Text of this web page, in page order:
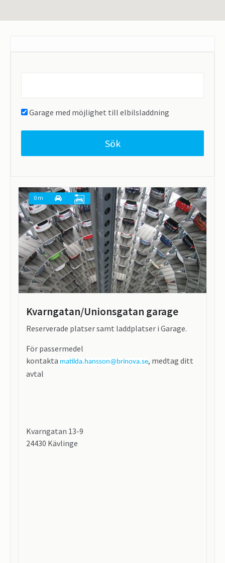
Garage med möjlighet till elbilsladdning
Sök
0 m
Kvarngatan/Unionsgatan garage
Reserverade platser samt laddplatser i Garage.
För passermedel
kontakta matilda.hansson@brinova.se, medtag ditt
avtal
Kvarngatan 13-9
24430 Kävlinge